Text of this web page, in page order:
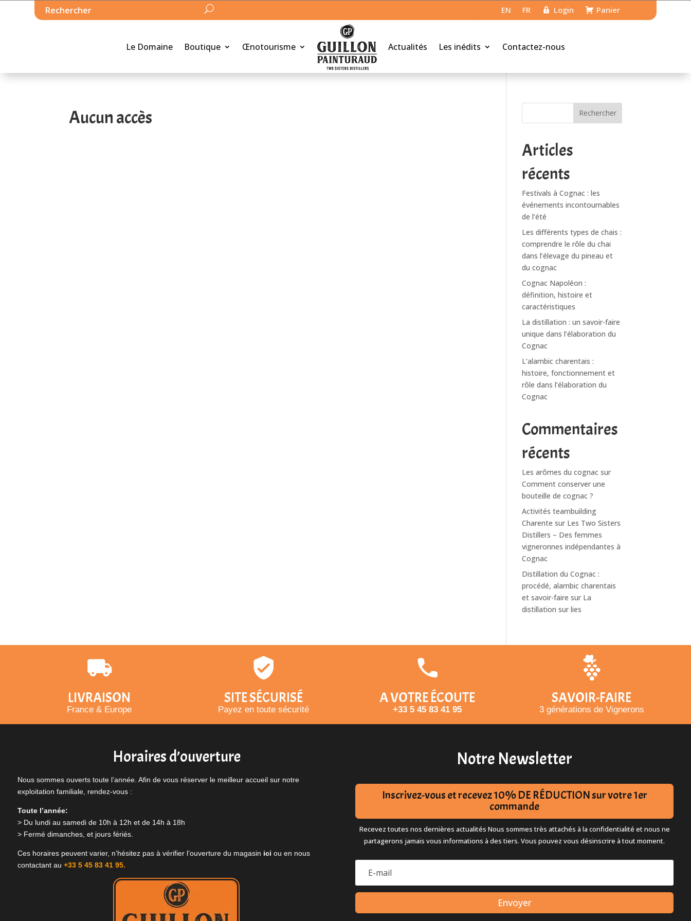
EN FR Login Panier
Le Domaine Boutique Œnotourisme Actualités Les inédits Contactez-nous
Aucun accès Rechercher
Articles
récents
Festivals à Cognac : les
événements incontournables
de l’été
Les différents types de chais :
comprendre le rôle du chai
dans l’élevage du pineau et
du cognac
Cognac Napoléon :
définition, histoire et
caractéristiques
La distillation : un savoir-faire
unique dans l’élaboration du
Cognac
L’alambic charentais :
histoire, fonctionnement et
rôle dans l’élaboration du
Cognac
Commentaires
récents
Les arômes du cognac sur
Comment conserver une
bouteille de cognac ?
Activités teambuilding
Charente sur Les Two Sisters
Distillers – Des femmes
vigneronnes indépendantes à
Cognac
Distillation du Cognac :
procédé, alambic charentais
et savoir-faire sur La
distillation sur lies
LIVRAISON
France & Europe
SITE SÉCURISÉ
Payez en toute sécurité
A VOTRE ÉCOUTE
+33 5 45 83 41 95
SAVOIR-FAIRE
3 générations de Vignerons
Horaires d’ouverture
Nous sommes ouverts toute l’année. Afin de vous réserver le meilleur accueil sur notre
exploitation familiale, rendez-vous :
Toute l’année:
> Du lundi au samedi de 10h à 12h et de 14h à 18h
> Fermé dimanches, et jours fériés.
Ces horaires peuvent varier, n’hésitez pas à vérifier l’ouverture du magasin ici ou en nous
contactant au +33 5 45 83 41 95.
Notre Newsletter
Inscrivez-vous et recevez 10% DE RÉDUCTION sur votre 1er
commande
Recevez toutes nos dernières actualités Nous sommes très attachés à la confidentialité et nous ne
partagerons jamais vous informations à des tiers. Vous pouvez vous désinscrire à tout moment.
Envoyer